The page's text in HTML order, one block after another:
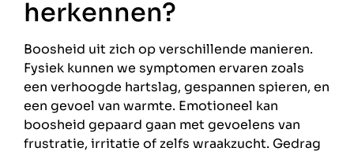
herkennen?
Boosheid uit zich op verschillende manieren.
Fysiek kunnen we symptomen ervaren zoals
een verhoogde hartslag, gespannen spieren, en
een gevoel van warmte. Emotioneel kan
boosheid gepaard gaan met gevoelens van
frustratie, irritatie of zelfs wraakzucht. Gedrag